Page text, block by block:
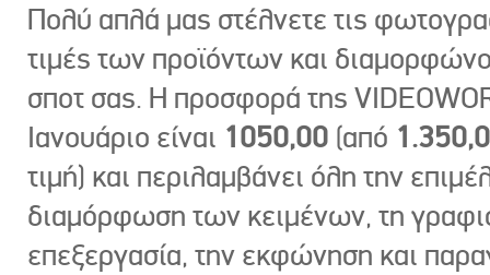
Πολύ απλά μας στέλνετε τις
τιμές των προϊόντων και
σποτ σας. Η προσφορά της
Ιανουάριο είναι 1050,00 (από
τιμή) και περιλαμβάνει όλη την
διαμόρφωση των κειμένων, τη
επεξεργασία, την εκφώνηση και